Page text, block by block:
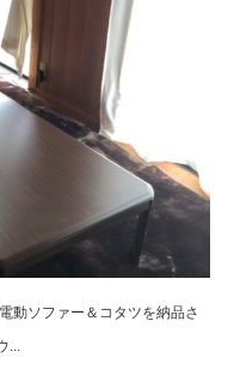
動ソファー＆コタツを納品さ
...